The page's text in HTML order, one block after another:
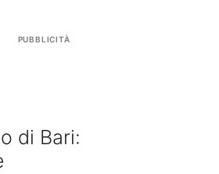
PUBBLICITÀ
di Bari: